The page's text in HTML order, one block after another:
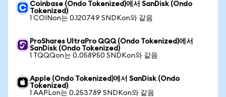
Coinbase (Ondo Tokenized)에서 SanDisk (Ondo
Tokenized)
1 COINon는 0.120749 SNDKon와 같음
ProShares UltraPro QQQ (Ondo Tokenized)에서
SanDisk (Ondo Tokenized)
1 TQQQon는 0.058950 SNDKon와 같음
Apple (Ondo Tokenized)에서 SanDisk (Ondo
Tokenized)
1 AAPLon는 0.253789 SNDKon와 같음